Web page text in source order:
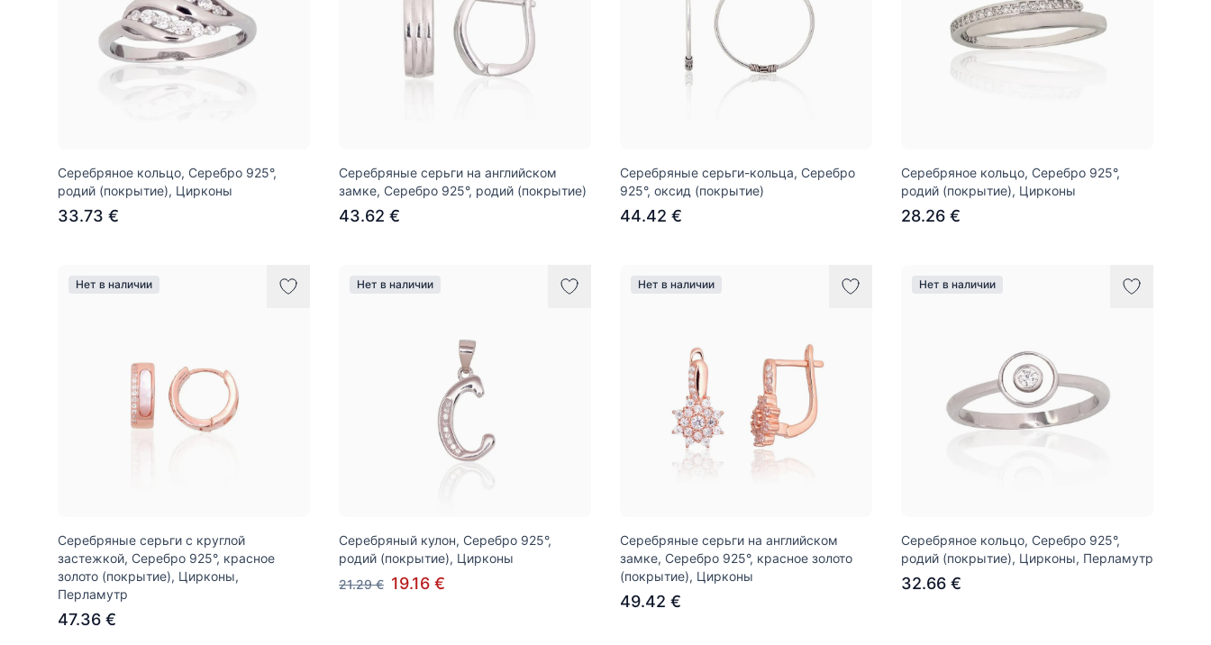
Серебряное кольцо, Серебро 925°,
родий (покрытие), Цирконы
33.73 €
Серебряные серьги на английском
замке, Серебро 925°, родий (покрытие)
43.62 €
Серебряные серьги-кольца, Серебро
925°, оксид (покрытие)
44.42 €
Серебряное кольцо, Серебро 925°,
родий (покрытие), Цирконы
28.26 €
Нет в наличии
Серебряные серьги с круглой
застежкой, Серебро 925°, красное
золото (покрытие), Цирконы,
Перламутр
47.36 €
Нет в наличии
Серебряный кулон, Серебро 925°,
родий (покрытие), Цирконы
21.29 € 19.16 €
Нет в наличии
Серебряные серьги на английском
замке, Серебро 925°, красное золото
(покрытие), Цирконы
49.42 €
Нет в наличии
Серебряное кольцо, Серебро 925°,
родий (покрытие), Цирконы, Перламутр
32.66 €